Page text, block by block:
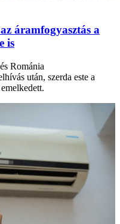
áramfogyasztás a
is
Románia
után, szerda este a